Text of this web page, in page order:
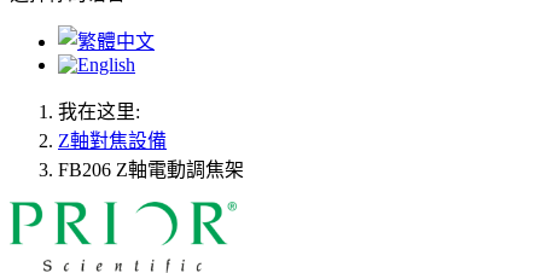
我在这里:
Z軸對焦設備
FB206 Z軸電動調焦架